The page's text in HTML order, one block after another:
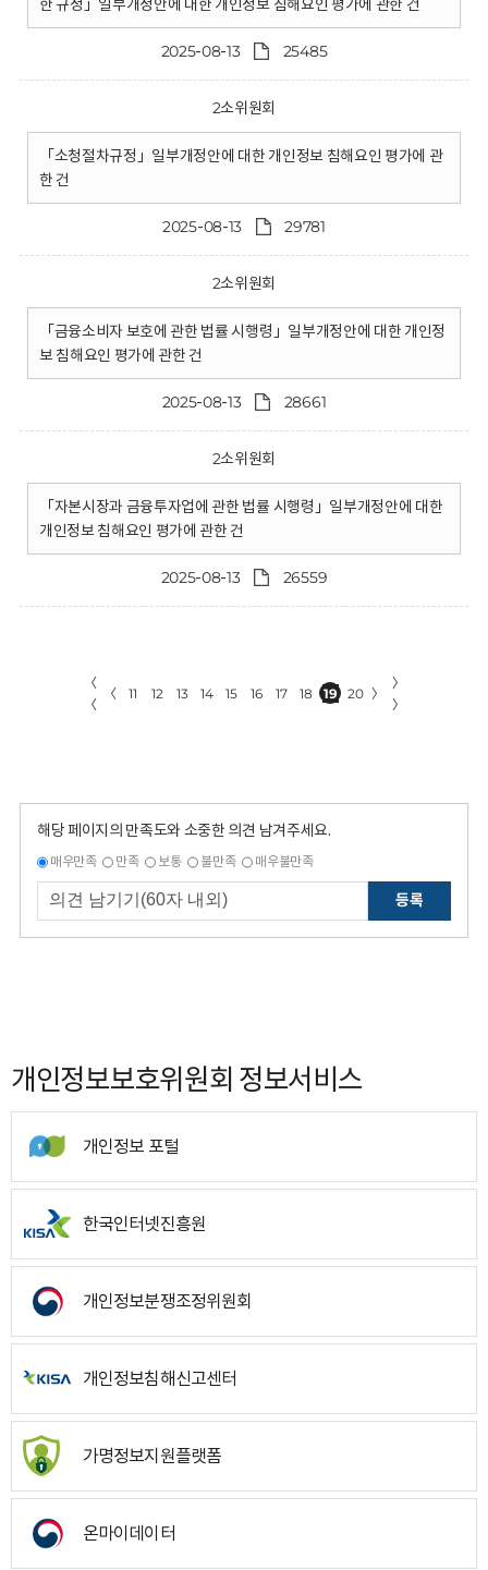
한 규정」일부개정안에 대한 개인정보 침해요인 평가에 관한 건
2025-08-13 25485
2소위원회
「소청절차규정」일부개정안에 대한 개인정보 침해요인 평가에 관
한 건
2025-08-13 29781
2소위원회
「금융소비자 보호에 관한 법률 시행령」일부개정안에 대한 개인정
보 침해요인 평가에 관한 건
2025-08-13 28661
2소위원회
「자본시장과 금융투자업에 관한 법률 시행령」일부개정안에 대한
개인정보 침해요인 평가에 관한 건
2025-08-13 26559
〈
〈
〈 11 12 13 14 15 16 17 18 19 20 〉
〉
〉
해당 페이지의 만족도와 소중한 의견 남겨주세요.
매우만족 만족 보통 불만족 매우불만족
등록
개인정보보호위원회 정보서비스
개인정보 포털
한국인터넷진흥원
개인정보분쟁조정위원회
개인정보침해신고센터
가명정보지원플랫폼
온마이데이터